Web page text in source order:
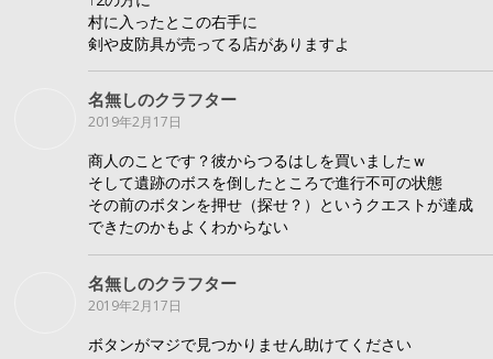
村に入ったとこの右手に
剣や皮防具が売ってる店がありますよ
名無しのクラフター
2019年2月17日
商人のことです？彼からつるはしを買いましたｗ
そして遺跡のボスを倒したところで進行不可の状態
その前のボタンを押せ（探せ？）というクエストが達成
できたのかもよくわからない
名無しのクラフター
2019年2月17日
ボタンがマジで見つかりません助けてください